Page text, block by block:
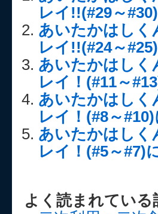
レイ!!(#29～
あいたかはしく
レイ!!(#24～
あいたかはしく
レイ！(#11～
あいたかはしく
レイ！(#8～
あいたかはしく
レイ！(#5～#7)
よく読まれている